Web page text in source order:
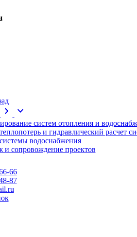
chevron_right expand_more
систем отопления и
и гидравлический расчет
водоснабжения
и сопровождение проектов
66
87